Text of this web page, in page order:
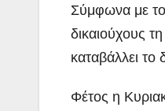
Σύμφωνα με
δικαιούχους
καταβάλλει το
Φέτος η